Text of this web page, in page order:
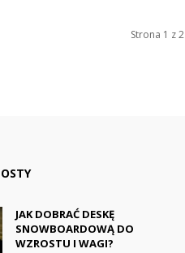
Strona 1 z 2
JAK DOBRAĆ DESKĘ
SNOWBOARDOWĄ DO
WZROSTU I WAGI?